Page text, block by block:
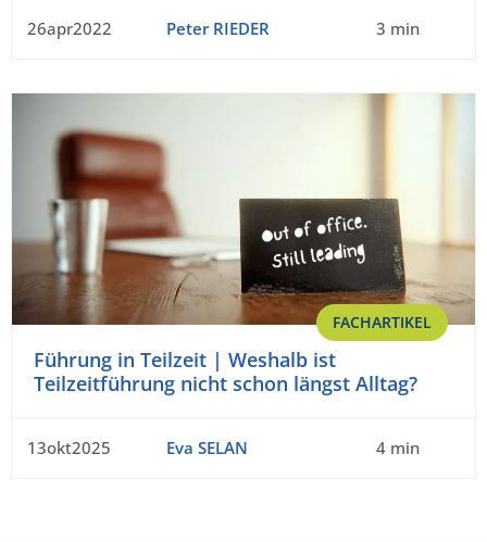
26apr2022 Peter RIEDER 3 min
FACHARTIKEL
Führung in Teilzeit | Weshalb ist
Teilzeitführung nicht schon längst Alltag?
13okt2025 Eva SELAN 4 min